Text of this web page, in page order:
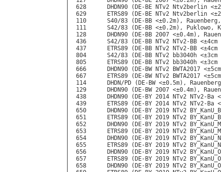
628      DHDN90 (DE-BE NTv2 Ntv2berlin
629      ETRS89 (DE-BE NTv2 Ntv2berlin
110      S40/83 (DE-BB <±0.2m),
111      S42/83 (DE-BB <±0.2m), Puklowo,
128      DHDN90 (DE-BB 2007 <±0.4m),
436      S42/83 (DE-BB NTv2 NTv2-BB
437      ETRS89 (DE-BB NTv2 NTv2-BB
804      S42/83 (DE-BB NTv2 bb3040h
805      ETRS89 (DE-BB NTv2 bb3040h
666      DHDN90 (DE-BW NTv2 BWTA2017
667      ETRS89 (DE-BW NTv2 BWTA2017
114      DHDN/PD (DE-BW <±0.5m),
129      DHDN90 (DE-BW 2007 <±0.4m),
438      DHDN90 (DE-BY 2014 NTv2 NTv2-Ba
439      ETRS89 (DE-BY 2014 NTv2 NTv2-Ba
650      DHDN90 (DE-BY 2019 NTv2
651      ETRS89 (DE-BY 2019 NTv2
652      DHDN90 (DE-BY 2019 NTv2
653      ETRS89 (DE-BY 2019 NTv2
654      DHDN90 (DE-BY 2019 NTv2
655      ETRS89 (DE-BY 2019 NTv2
656      DHDN90 (DE-BY 2019 NTv2
657      ETRS89 (DE-BY 2019 NTv2
658      DHDN90 (DE-BY 2019 NTv2